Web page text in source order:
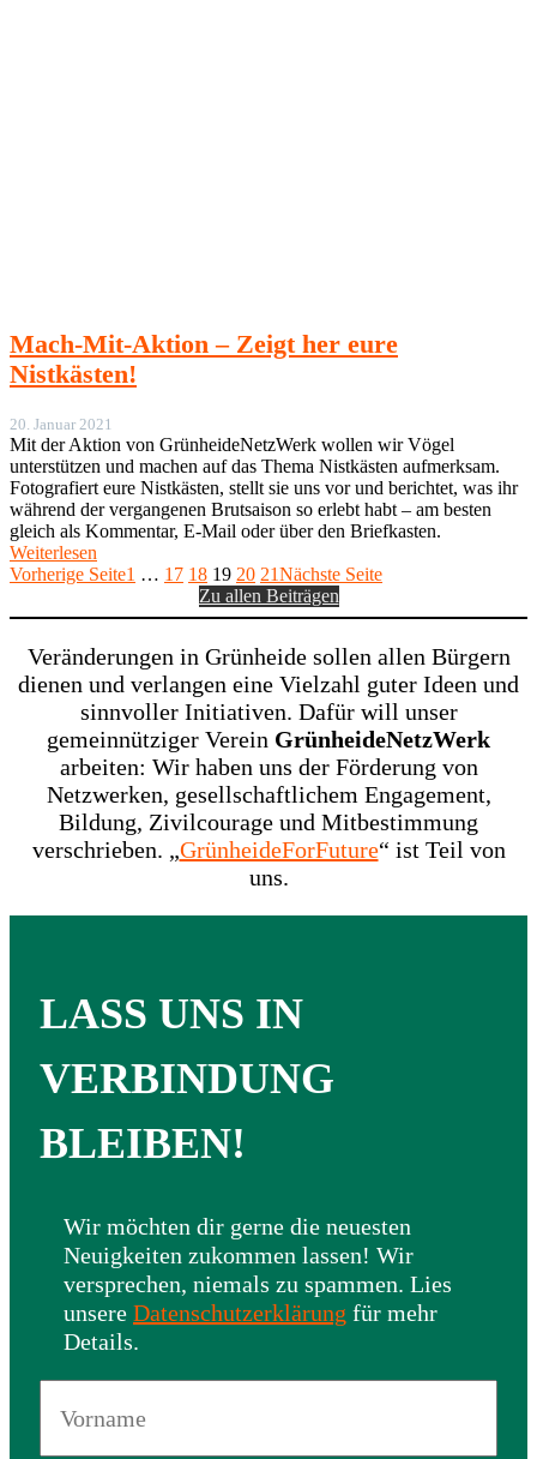
Mach-Mit-Aktion – Zeigt her eure
Nistkästen!
20. Januar 2021
Mit der Aktion von GrünheideNetzWerk wollen wir Vögel
unterstützen und machen auf das Thema Nistkästen aufmerksam.
Fotografiert eure Nistkästen, stellt sie uns vor und berichtet, was ihr
während der vergangenen Brutsaison so erlebt habt – am besten
gleich als Kommentar, E-Mail oder über den Briefkasten.
Weiterlesen
Vorherige Seite1 … 17 18 19 20 21Nächste Seite
Zu allen Beiträgen
Veränderungen in Grünheide sollen allen Bürgern
dienen und verlangen eine Vielzahl guter Ideen und
sinnvoller Initiativen. Dafür will unser
gemeinnütziger Verein GrünheideNetzWerk
arbeiten: Wir haben uns der Förderung von
Netzwerken, gesellschaftlichem Engagement,
Bildung, Zivilcourage und Mitbestimmung
verschrieben. „GrünheideForFuture“ ist Teil von
uns.
LASS UNS IN
VERBINDUNG
BLEIBEN!
Wir möchten dir gerne die neuesten
Neuigkeiten zukommen lassen! Wir
versprechen, niemals zu spammen. Lies
unsere Datenschutzerklärung für mehr
Details.